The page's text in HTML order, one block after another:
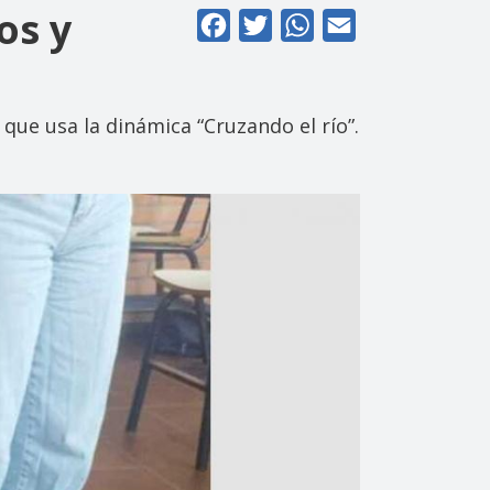
FacebookTwitterWhatsApp
y
usa la dinámica “Cruzando el río”.